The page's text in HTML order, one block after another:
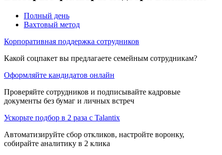
Полный день
Вахтовый метод
Корпоративная поддержка сотрудников
Какой соцпакет вы предлагаете семейным сотрудникам?
Оформляйте кандидатов онлайн
Проверяйте сотрудников и подписывайте кадровые
документы без бумаг и личных встреч
Ускорьте подбор в 2 раза с Talantix
Автоматизируйте сбор откликов, настройте воронку,
собирайте аналитику в 2 клика